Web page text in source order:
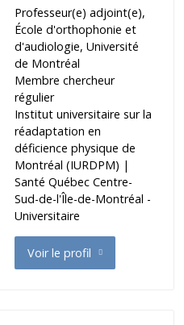
Professeur(e) adjoint(e),
École d'orthophonie et
d'audiologie, Université
de Montréal
Membre chercheur
régulier
Institut universitaire sur la
réadaptation en
déficience physique de
Montréal (IURDPM) |
Santé Québec Centre-
Sud-de-l'Île-de-Montréal -
Universitaire
Voir le profil
de Duda Victoria